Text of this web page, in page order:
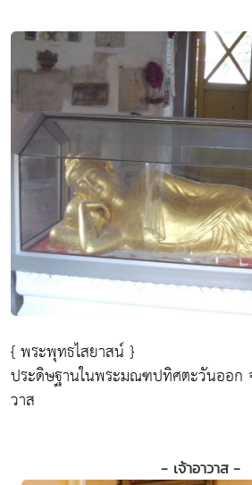
{ พระพุทธไสยาสน์ }
ประดิษฐานในพระมณฑปทิศตะวันออก
วาส
- เจ้าอาวาส -